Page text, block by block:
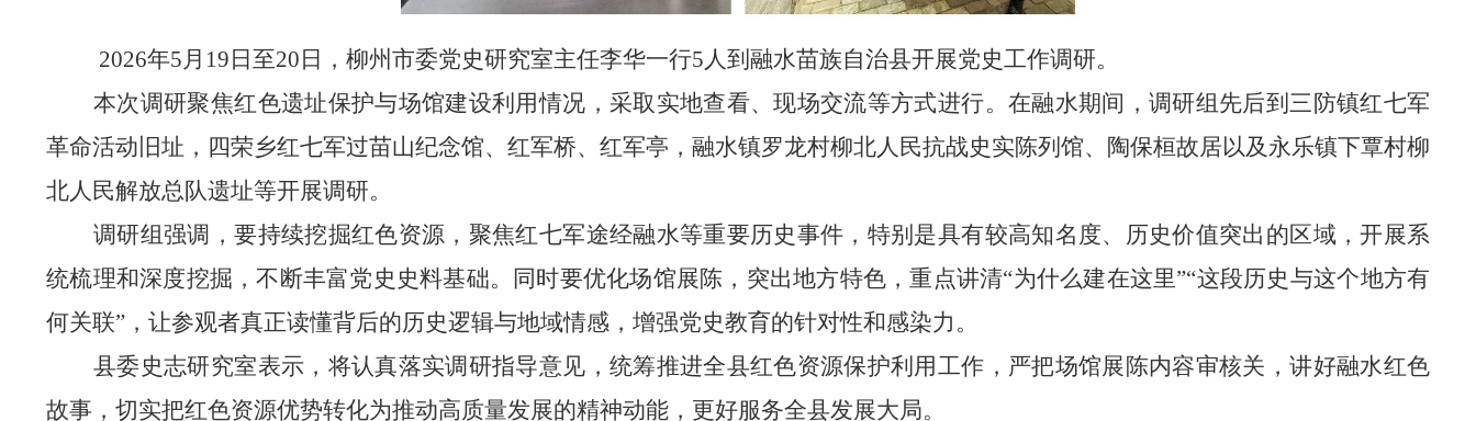
2026年5月 19 日至20 日，柳州市委党史研究室主任李华一行5人到融水苗族自治县开展党史工作调研。
本次调研聚焦红色遗址保护与场馆建设利用情况，采取实地查看、现场交流等方式进行。在融水期间，调研组先后到三防镇红七军
革命活动旧址，四荣乡红七军过苗山纪念馆、红军桥、红军亭，融水镇罗龙村柳北人民抗战史实陈列馆、陶保桓故居以及永乐镇下覃村柳
北人民解放总队遗址等开展调研。
调研组强调，要持续挖掘红色资源，聚焦红七军途经融水等重要历史事件，特别是具有较高知名度、历史价值突出的区域，开展系
统梳理和深度挖掘，不断丰富党史史料基础。同时要优化场馆展陈，突出地方特色，重点讲清“为什么建在这里”“这段历史与这个地方有
何关联”，让参观者真正读懂背后的历史逻辑与地域情感，增强党史教育的针对性和感染力。
县委史志研究室表示，将认真落实调研指导意见，统筹推进全县红色资源保护利用工作，严把场馆展陈内容审核关，讲好融水红色
故事，切实把红色资源优势转化为推动高质量发展的精神动能，更好服务全县发展大局。